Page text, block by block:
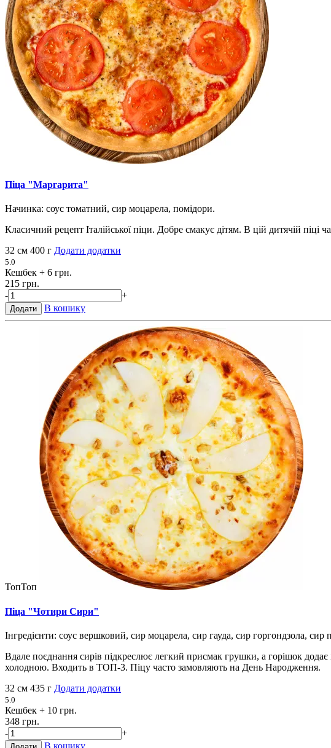
Піца "Маргарита"
Начинка: соус томатний, сир моцарела, помідори.
Класичний рецепт Італійської піци. Добре смакує дітям. В цій дитячій піці
32 см 400 г Додати додатки
5.0
Кешбек + 6 грн.
215 грн.
-
+
Додати В кошику
ТопТоп
Піца "Чотири Сири"
Інгредієнти: соус вершковий, сир моцарела, сир гауда, сир горгондзола, сир
Вдале поєднання сирів підкреслює легкий присмак грушки, а горішок додає
холодною. Входить в ТОП-3. Піцу часто замовляють на День Народження.
32 см 435 г Додати додатки
5.0
Кешбек + 10 грн.
348 грн.
-
+
В кошику